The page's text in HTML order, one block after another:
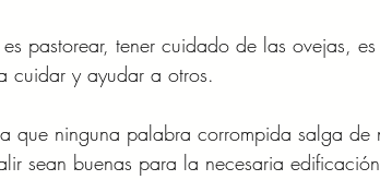
pastorear, tener cuidado de las ovejas,
cuidar y ayudar a otros.
que ninguna palabra corrompida salga
sean buenas para la necesaria